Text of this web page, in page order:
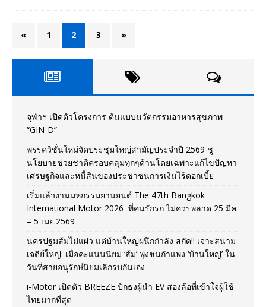
« 1 2 3 »
จุฬาฯ เปิดตัวโครงการ ต้นแบบนวัตกรรมอาหารสุขภาพ
“GIN-D”
พรรควิชั่นใหม่จัดประชุมใหญ่สามัญประจำปี 2569 ชู
นโยบายช่วยชาติครอบคลุมทุกๆด้านโดยเฉพาะแก้ไขปัญหา
เศรษฐกิจและหนี้สินของประชาชนการเงินไร้ดอกเบี้ย
เริ่มแล้วงานมหกรรมยานยนต์ The 47th Bangkok
International Motor 2026 ที่คนรักรถ ไม่ควรพลาด 25 มีค.
– 5 เมย.2569
นครปฐมส้มไม่แผ่ว แต่บ้านใหญ่ผนึกกำลัง สกัด!! เจาะสนาม
เจดีย์ใหญ่: เมื่อคะแนนนิยม ‘ส้ม’ พุ่งชนกำแพง ‘บ้านใหญ่’ ใน
วันที่สายอนุรักษ์นิยมเลิกรบกันเอง
i-Motor เปิดตัว BREEZE ปักธงผู้นำ EV สองล้อที่เข้าใจผู้ใช้
ไทยมากที่สุด